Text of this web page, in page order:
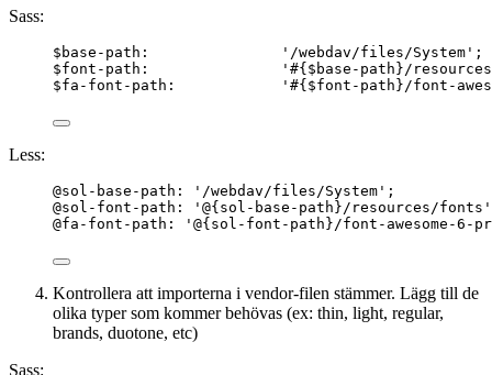
Sass:
$base-path : ' /webdav/files/System ' ;
$font-path : ' #{ $base-path }/
$fa-font-path : ' #{ $font-path }/font-
Less:
@sol-base-path : ' /webdav/files/System ' ;
@sol-font-path : ' @{sol-base-path}/resources/fonts '
@fa-font-path : ' @{sol-font-path}/font-awesome-6-
Kontrollera att importerna i vendor-filen stämmer. Lägg till de
olika typer som kommer behövas (ex: thin, light, regular,
brands, duotone, etc)
Sass: